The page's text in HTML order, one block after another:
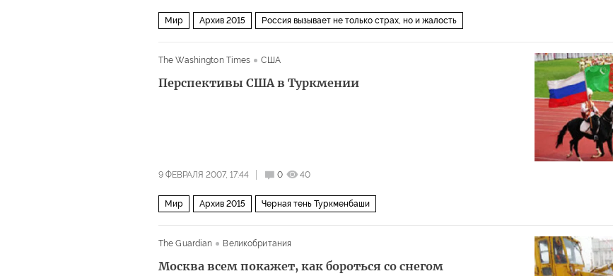
Мир Архив 2015 Россия вызывает не только страх, но и жалость
The Washington Times США
Перспективы США в Туркмении
9 ФЕВРАЛЯ 2007, 17:44 0 40
Мир Архив 2015 Черная тень Туркменбаши
The Guardian Великобритания
Москва всем покажет, как бороться со снегом